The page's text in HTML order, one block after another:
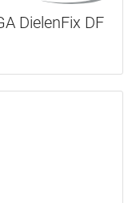
DielenFix DF